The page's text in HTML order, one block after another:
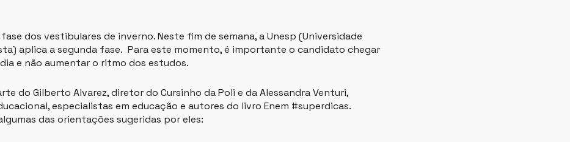
dos vestibulares de inverno. Neste fim de semana, a Unesp (Universidade
aplica a segunda fase. Para este momento, é importante o candidato chegar
e não aumentar o ritmo dos estudos.
do Gilberto Alvarez, diretor do Cursinho da Poli e da Alessandra Venturi,
especialistas em educação e autores do livro Enem #superdicas.
das orientações sugeridas por eles: